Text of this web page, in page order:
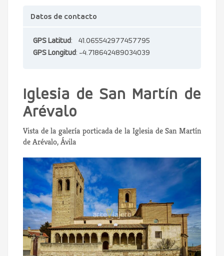
Datos de contacto
GPS Latitud: 41.065542977457795
GPS Longitud: -4.718642489034039
Iglesia de San Martín de
Arévalo
Vista de la galería porticada de la Iglesia de San Martín
de Arévalo, Ávila